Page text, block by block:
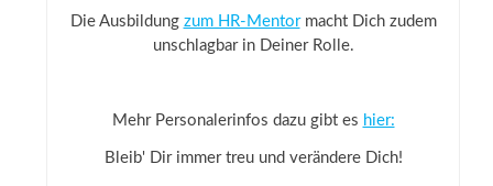
Die Ausbildung zum HR-Mentormacht Dich zudem
unschlagbar in Deiner Rolle.
Mehr Personalerinfos dazu gibt es hier:
Bleib' Dir immer treu und verändere Dich!